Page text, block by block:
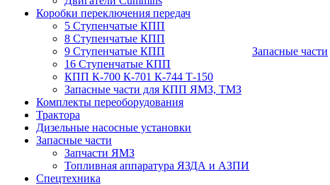
Коробки переключения передач
5 Ступенчатые КПП
8 Ступенчатые КПП
9 Ступенчатые КПП
16 Ступенчатые КПП
КПП К-700 К-701 К-744 Т-150
Запасные части для КПП ЯМЗ, ТМЗ
Комплекты переоборудования
Трактора
Дизельные насосные установки
Запасные части
Запчасти ЯМЗ
Топливная аппаратура ЯЗДА и АЗПИ
Спецтехника
Запасные части